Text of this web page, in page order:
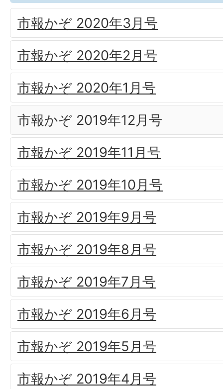
市報かぞ 2020年3月号
市報かぞ 2020年2月号
市報かぞ 2020年1月号
市報かぞ 2019年12月号
市報かぞ 2019年11月号
市報かぞ 2019年10月号
市報かぞ 2019年9月号
市報かぞ 2019年8月号
市報かぞ 2019年7月号
市報かぞ 2019年6月号
市報かぞ 2019年5月号
市報かぞ 2019年4月号